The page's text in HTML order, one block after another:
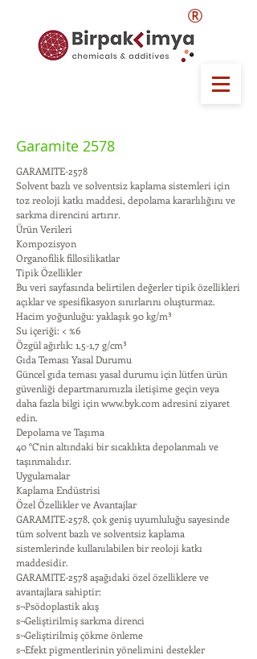
®
Garamite 2578
GARAMITE-2578
Solvent bazlı ve solventsiz kaplama sistemleri için
toz reoloji katkı maddesi, depolama kararlılığını ve
sarkma direncini artırır.
Ürün Verileri
Kompozisyon
Organofilik fillosilikatlar
Tipik Özellikler
Bu veri sayfasında belirtilen değerler tipik özellikleri
açıklar ve spesifikasyon sınırlarını oluşturmaz.
Hacim yoğunluğu: yaklaşık 90 kg/m³
Su içeriği: < %6
Özgül ağırlık: 1,5-1,7 g/cm³
Gıda Teması Yasal Durumu
Güncel gıda teması yasal durumu için lütfen ürün
güvenliği departmanımızla iletişime geçin veya
daha fazla bilgi içinwww.byk.com adresini ziyaret
edin.
Depolama ve Taşıma
40 °C'nin altındaki bir sıcaklıkta depolanmalı ve
taşınmalıdır.
Uygulamalar
Kaplama Endüstrisi
Özel Özellikler ve Avantajlar
GARAMITE-2578, çok geniş uyumluluğu sayesinde
tüm solvent bazlı ve solventsiz kaplama
sistemlerinde kullanılabilen bir reoloji katkı
maddesidir.
GARAMITE-2578 aşağıdaki özel özelliklere ve
avantajlara sahiptir:
s¬Psödoplastik akış
s¬Geliştirilmiş sarkma direnci
s¬Geliştirilmiş çökme önleme
s¬Efekt pigmentlerinin yönelimini destekler